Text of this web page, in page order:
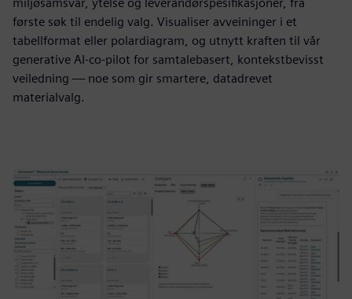
første søk til endelig valg. Visualiser avveininger i et
tabellformat eller polardiagram, og utnytt kraften til vår
generative AI-co-pilot for samtalebasert, kontekstbevisst
veiledning — noe som gir smartere, datadrevet
materialvalg.